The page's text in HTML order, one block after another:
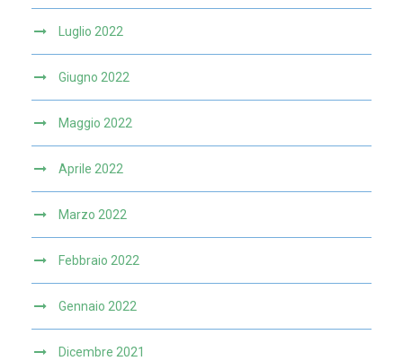
Luglio 2022
Giugno 2022
Maggio 2022
Aprile 2022
Marzo 2022
Febbraio 2022
Gennaio 2022
Dicembre 2021